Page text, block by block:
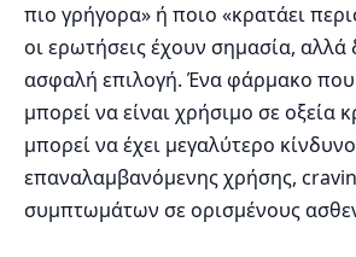
πιο γρήγορα» ή ποιο «κρατάει
οι ερωτήσεις έχουν σημασία, αλλά
ασφαλή επιλογή. Ένα φάρμακο
μπορεί να είναι χρήσιμο σε οξεία
μπορεί να έχει μεγαλύτερο κίνδυνο
επαναλαμβανόμενης χρήσης,
συμπτωμάτων σε ορισμένους